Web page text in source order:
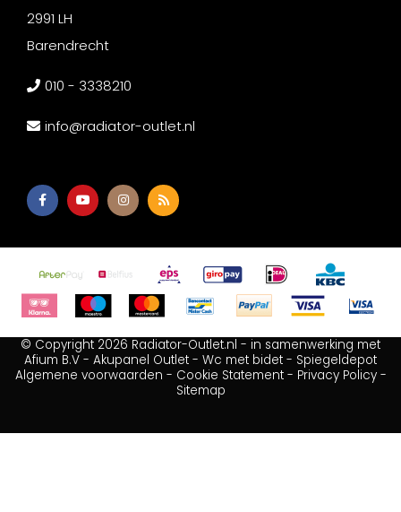
2991 LH
Barendrecht
010 - 3338210
info@radiator-outlet.nl
© Copyright 2026 Radiator-Outlet.nl - in samenwerking met
Afium B.V - Akupanel Outlet - Wc met bidet - Spiegeldepot
Algemene voorwaarden - Cookie Statement- Privacy Policy-
Sitemap